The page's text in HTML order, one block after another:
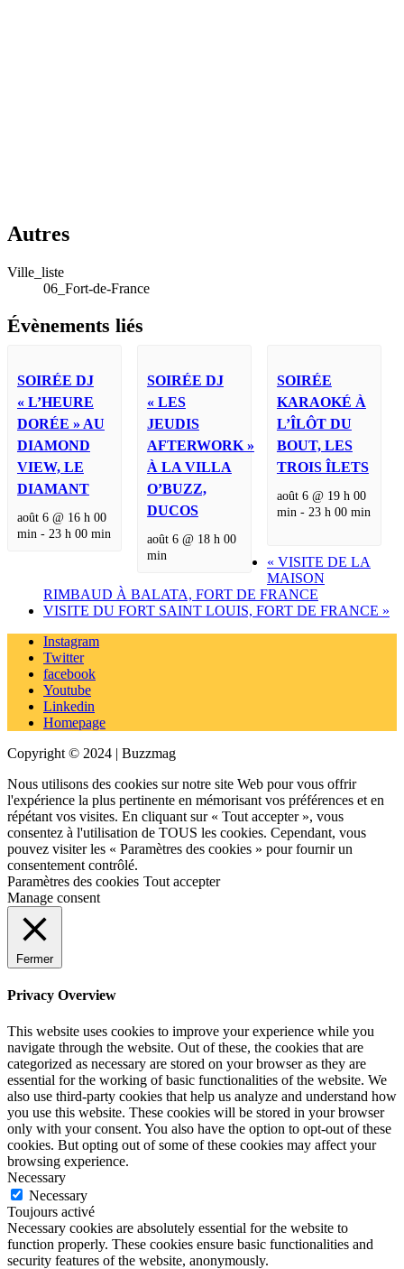
Autres
Ville_liste
06_Fort-de-France
Évènements liés
SOIRÉE DJ
« L’HEURE
DORÉE » AU
DIAMOND
VIEW, LE
DIAMANT
août 6 @ 16 h 00
min- 23 h 00 min
SOIRÉE DJ
« LES
JEUDIS
AFTERWORK »
À LA VILLA
O’BUZZ,
DUCOS
août 6 @ 18 h 00
min
SOIRÉE
KARAOKÉ À
L’ÎLÔT DU
BOUT, LES
TROIS ÎLETS
août 6 @ 19 h 00
min- 23 h 00 min
« VISITE DE LA
MAISON
RIMBAUD À BALATA, FORT DE FRANCE
VISITE DU FORT SAINT LOUIS, FORT DE FRANCE »
Instagram
Twitter
facebook
Youtube
Linkedin
Homepage
Copyright © 2024 | Buzzmag
Nous utilisons des cookies sur notre site Web pour vous offrir
l'expérience la plus pertinente en mémorisant vos préférences et en
répétant vos visites. En cliquant sur « Tout accepter », vous
consentez à l'utilisation de TOUS les cookies. Cependant, vous
pouvez visiter les « Paramètres des cookies » pour fournir un
consentement contrôlé.
Paramètres des cookies Tout accepter
Manage consent
Fermer
Privacy Overview
This website uses cookies to improve your experience while you
navigate through the website. Out of these, the cookies that are
categorized as necessary are stored on your browser as they are
essential for the working of basic functionalities of the website. We
also use third-party cookies that help us analyze and understand how
you use this website. These cookies will be stored in your browser
only with your consent. You also have the option to opt-out of these
cookies. But opting out of some of these cookies may affect your
browsing experience.
Necessary
Necessary
Toujours activé
Necessary cookies are absolutely essential for the website to
function properly. These cookies ensure basic functionalities and
security features of the website, anonymously.